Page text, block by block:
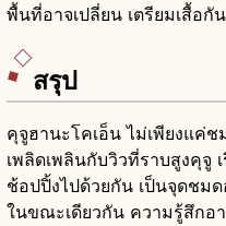
พื้นที่อาจเปลี่ยน เตรียมเสื้อ
สรุป
คุจูฮานะโคเอ็น ไม่เพียงแค่
เพลิดเพลินกับวิวที่ราบสูงคุจู
ช้อปปิ้งไปด้วยกัน เป็นจุดชม
ในขณะเดียวกัน ความรู้สึกอ